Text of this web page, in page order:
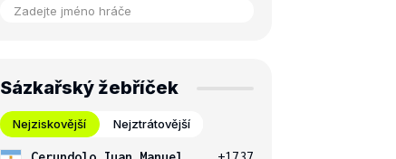
Sázkařský žebříček
Nejziskovější Nejztrátovější